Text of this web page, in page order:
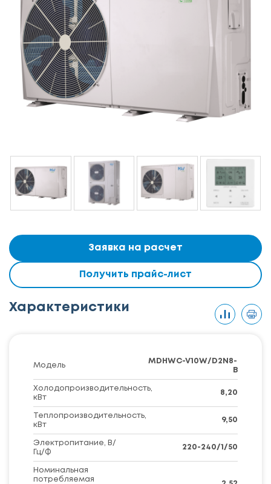
Заявка на расчет
Получить прайс-лист
Характеристики
Модель
MDHWC-V10W/D2N8-
B
Холодопроизводительность,
кВт
8,20
Теплопроизводительность,
кВт
9,50
Электропитание, В/
Гц/Ф
220-240/1/50
Номинальная
потребляемая